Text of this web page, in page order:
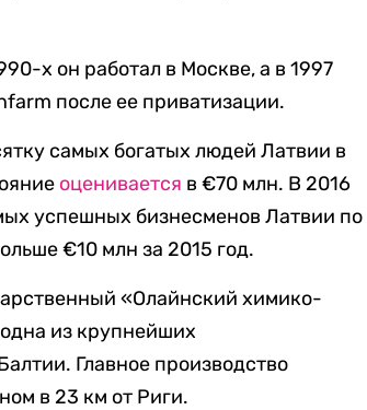
х он работал в Москве, а в 1997
после ее приватизации.
самых богатых людей Латвии в
оценивается в €70 млн. В 2016
успешных бизнесменов Латвии по
€10 млн за 2015 год.
«Олайнский химико-
из крупнейших
Главное производство
в 23 км от Риги.